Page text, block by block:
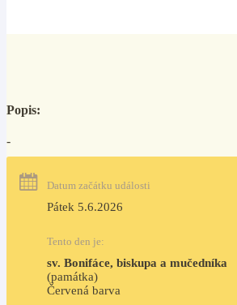
Popis:
-
Datum začátku události
Pátek 5.6.2026
Tento den je:
sv. Bonifáce, biskupa a mučedníka
(památka)
Červená